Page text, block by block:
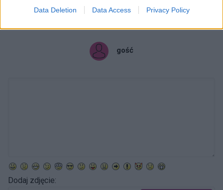
Data Deletion Data Access Privacy Policy
gość
Dodaj zdjęcie: